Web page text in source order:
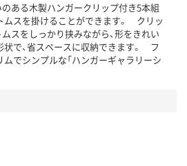
ある木製ハンガークリップ付き5本組
スを掛けることができます。 クリッ
スをしっかり挟みながら、形をきれい
で、省スペースに収納できます。 フ
でシンプルな「ハンガーギャラリーシ